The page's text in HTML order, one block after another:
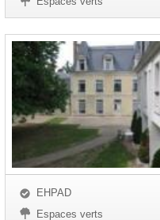
EHPAD
Espaces verts